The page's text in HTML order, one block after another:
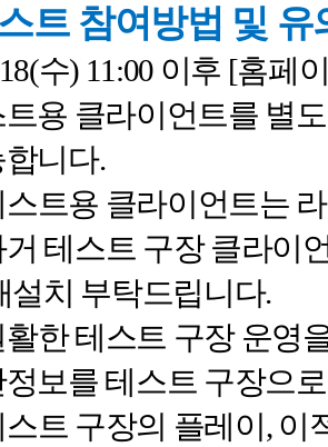
트 참여방법 및 유
수) 11:00 이후 [홈페
용 클라이언트를 별
니다.
스트용 클라이언트는
거 테스트 구장 클라이
설치 부탁드립니다.
활한 테스트 구장 운영
보를 테스트 구장으
트 구장의 플레이, 이